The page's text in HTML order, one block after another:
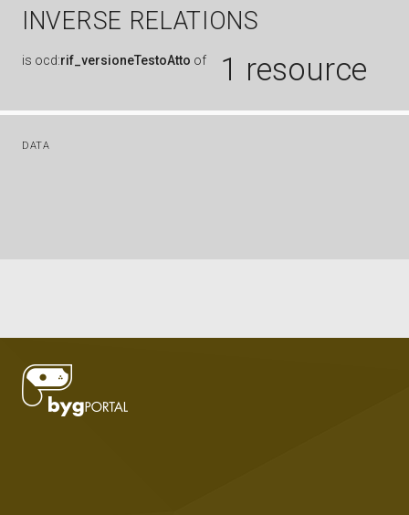
INVERSE RELATIONS
is ocd:rif_versioneTestoAtto of 1 resource
DATA